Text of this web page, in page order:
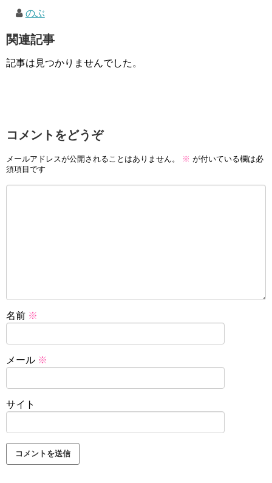
のぶ
関連記事
記事は見つかりませんでした。
コメントをどうぞ
メールアドレスが公開されることはありません。 ※ が付いている欄は必
須項目です
名前 ※
メール ※
サイト